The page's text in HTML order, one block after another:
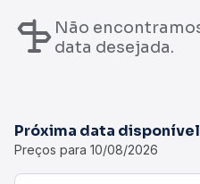
Não
data desejada.
Próxima data disponível
Preços para 10/08/2026